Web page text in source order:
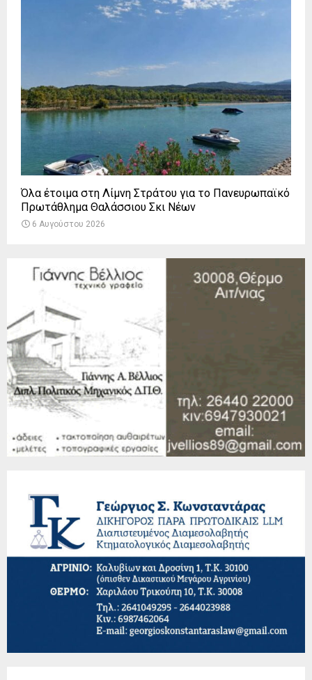
Όλα έτοιμα στη Λίμνη Στράτου για το Πανευρωπαϊκό
Πρωτάθλημα Θαλάσσιου Σκι Νέων
6 Αυγούστου 2026